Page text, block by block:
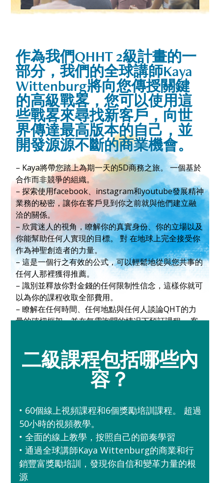
作為我們QHHT 2級計畫的一
部分，我們的全球講師Kaya
Wittenburg將向您傳授關鍵
的高級戰畧，您可以使用這
些戰畧來尋找新客戶，向世
界傳達最高版本的自己，並
開發源源不斷的商業機會。
– Kaya將帶您踏上為期一天的5D商務之旅。 一個基於
合作而非競爭的組織。
– 探索使用facebook、instagram和youtube發展精神
業務的秘密，讓你在客戶見到你之前就與他們建立融
洽的關係。
– 欣賞迷人的視角，瞭解你的真實身份、你的立場以及
你能幫助任何人實現的目標。 對 在地球上完全接受你
作為神聖創造者的力量。
– 這是一個行之有效的公式，可以輕鬆地從與您共事的
任何人那裡獲得推薦。
– 識別並釋放你對金錢的任何限制性信念，這樣你就可
以為你的課程收取全部費用。
– 瞭解在任何時間、任何地點與任何人談論QHT的力
量的確切框架，並在無需詢問的情况下預訂課程。 客
二級課程包括哪些內
容？
• 60個線上視頻課程和6個獎勵培訓課程。 超過
50小時的視頻教學。
• 全面的線上教學，按照自己的節奏學習
• 通過全球講師Kaya Wittenburg的商業和行
銷豐富獎勵培訓，發現你自信和變革力量的根
源